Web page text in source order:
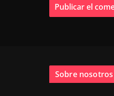
Sobre nosotros